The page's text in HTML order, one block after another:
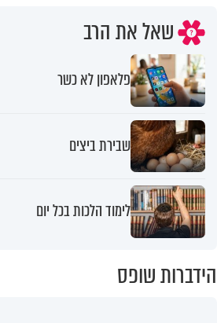
שאל את הרב
פלאפון לא כשר
שבירת ביצים
לימוד הלכות בכל יום
הידברות שופס